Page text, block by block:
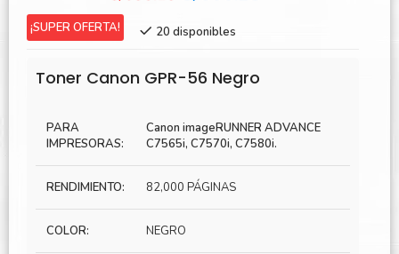
original
S/635.13.
¡SUPER OFERTA! 20 disponibles
Toner Canon GPR-56 Negro
PARA
IMPRESORAS:
Canon imageRUNNER ADVANCE
C7565i, C7570i, C7580i.
RENDIMIENTO: 82,000 PÁGINAS
COLOR: NEGRO